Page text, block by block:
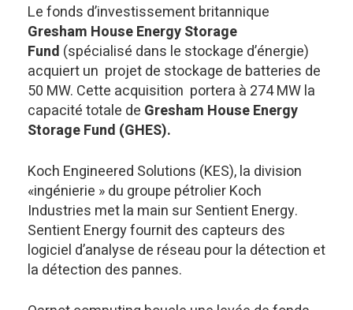
Le fonds d’investissement britannique
Gresham House Energy Storage
Fund (spécialisé dans le stockage d’énergie)
acquiert un projet de stockage de batteries de
50 MW. Cette acquisition portera à 274 MW la
capacité totale de Gresham House Energy
Storage Fund (GHES).
Koch Engineered Solutions (KES), la division
«ingénierie » du groupe pétrolier Koch
Industries met la main sur Sentient Energy.
Sentient Energy fournit des capteurs des
logiciel d’analyse de réseau pour la détection et
la détection des pannes.